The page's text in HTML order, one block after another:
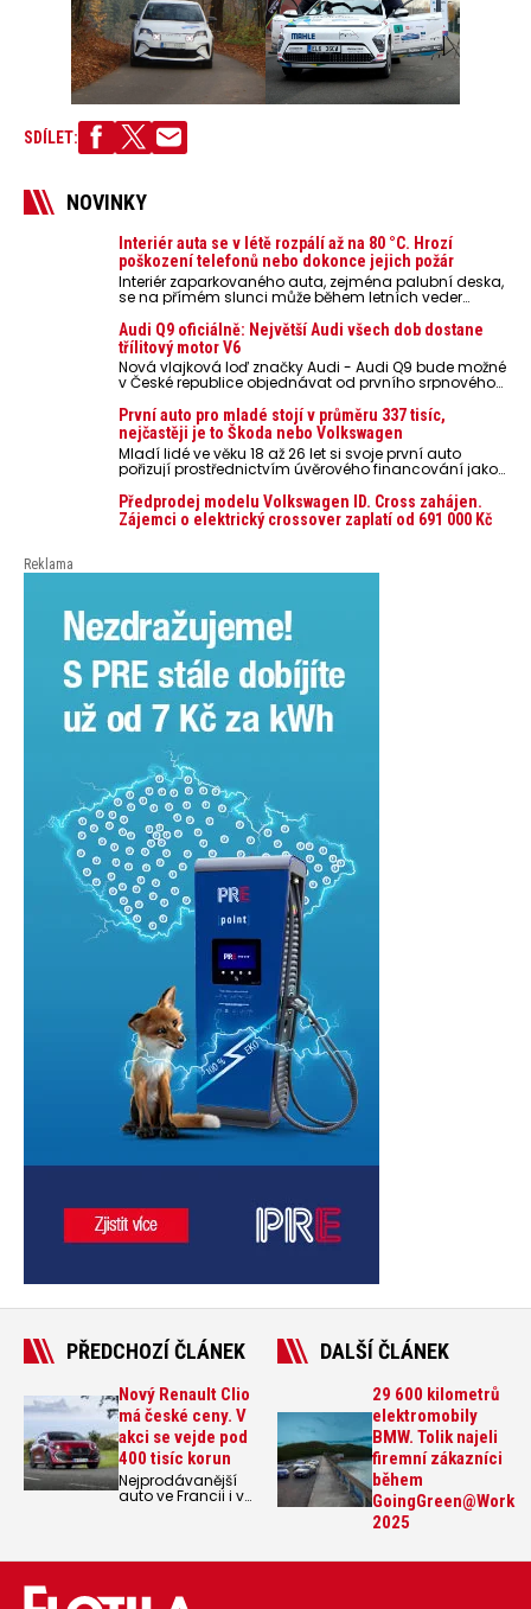
SDÍLET:
NOVINKY
Interiér auta se v létě rozpálí až na 80 °C. Hrozí
poškození telefonů nebo dokonce jejich požár
Interiér zaparkovaného auta, zejména palubní deska,
se na přímém slunci může během letních veder
nebezpečí pro odložené mobilní telefony, powerbanky
nebo notebooky. Můžou urychlit stárnutí baterií,
poškodit elektroniku a ve výjimečných případech i
zvýšit riziko požáru.
Audi Q9 oficiálně: Největší Audi všech dob dostane
třílitový motor V6
Nová vlajková loď značky Audi - Audi Q9 bude možné
v České republice objednávat od prvního srpnového
První auto pro mladé stojí v průměru 337 tisíc,
nejčastěji je to Škoda nebo Volkswagen
Mladí lidé ve věku 18 až 26 let si svoje první auto
pořizují prostřednictvím úvěrového financování jako
auto. Průměrná pořizovací cena vozu dosahuje 337
tisíc korun a průměrná financovaná částka
přesahuje 251 tisíc korun. Vyplývá to z dat Leasingu
Předprodej modelu Volkswagen ID. Cross zahájen.
Zájemci o elektrický crossover zaplatí od 691 000 Kč
Reklama
PŘEDCHOZÍ ČLÁNEK
Nový Renault Clio
má české ceny. V
akci se vejde pod
400 tisíc korun
Nejprodávanější
auto ve Francii i v
prodaných kusů
Renault Clio šesté
DALŠÍ ČLÁNEK
29 600 kilometrů
elektromobily
BMW. Tolik najeli
firemní zákazníci
během
GoingGreen@Work
2025